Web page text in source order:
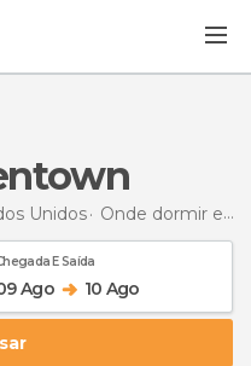
Unidos Onde dormir em Pensilvânia
E Saída
Ago 10 Ago